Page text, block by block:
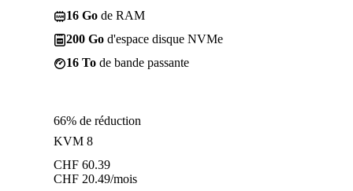
16 Go de RAM
200 Go d'espace disque NVMe
16 To de bande passante
66% de réduction
KVM 8
CHF 60.39
CHF 20.49/mois